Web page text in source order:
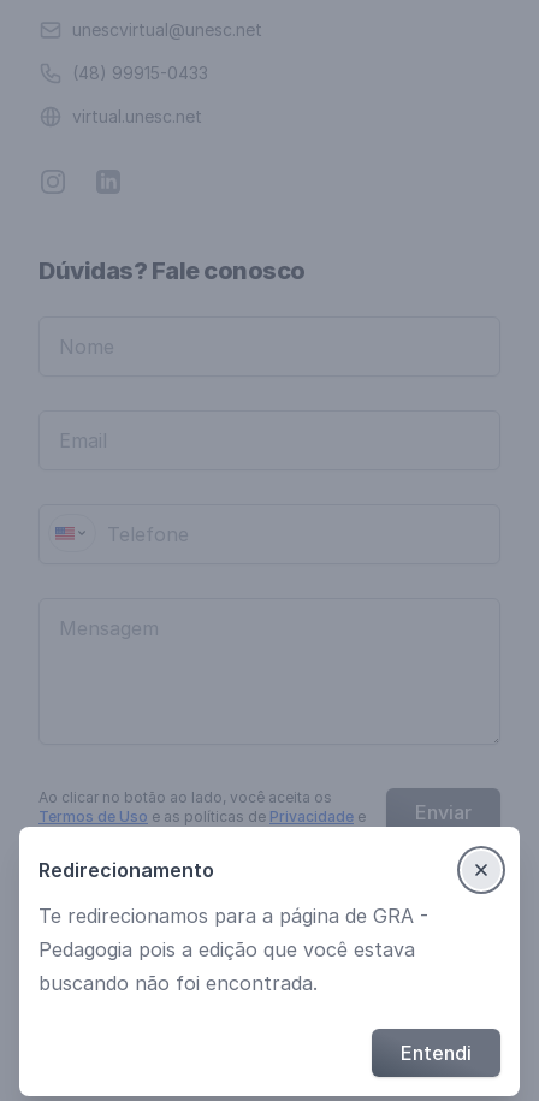
Emailunescvirtual@unesc.net
Telefone(48) 99915-0433
Websitevirtual.unesc.net
InstagramLinkedin
Dúvidas? Fale conosco
Ao clicar no botão ao lado, você aceita os
Termos de Uso e as políticas de Privacidade e
Enviar
Ver mais cursos
Política de Privacidade
Termos de uso
© 2021 Desenvolvido por EngagED
Redirecionamento
Te redirecionamos para a página de GRA -
Pedagogia pois a edição que você estava
buscando não foi encontrada.
Entendi